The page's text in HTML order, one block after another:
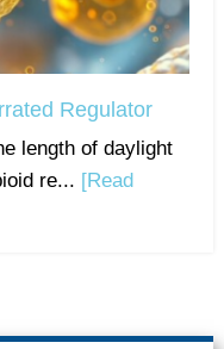
Regulator
length of daylight
re... [Read